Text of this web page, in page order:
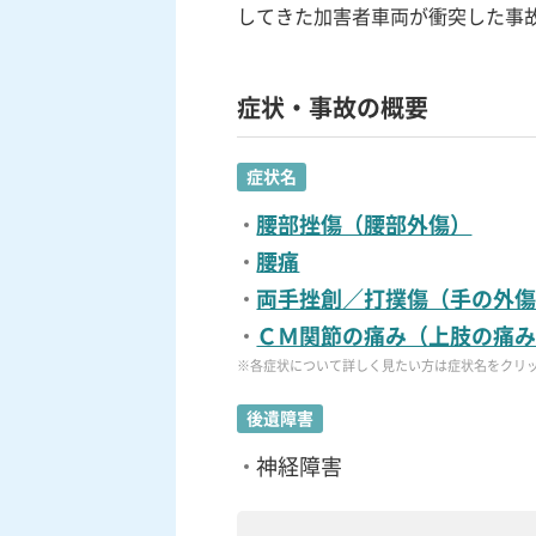
してきた加害者車両が衝突した事
症状・事故の概要
症状名
腰部挫傷（腰部外傷）
腰痛
両手挫創／打撲傷（手の外傷
ＣＭ関節の痛み（上肢の痛み
※各症状について詳しく見たい方は症状名をクリ
後遺障害
神経障害